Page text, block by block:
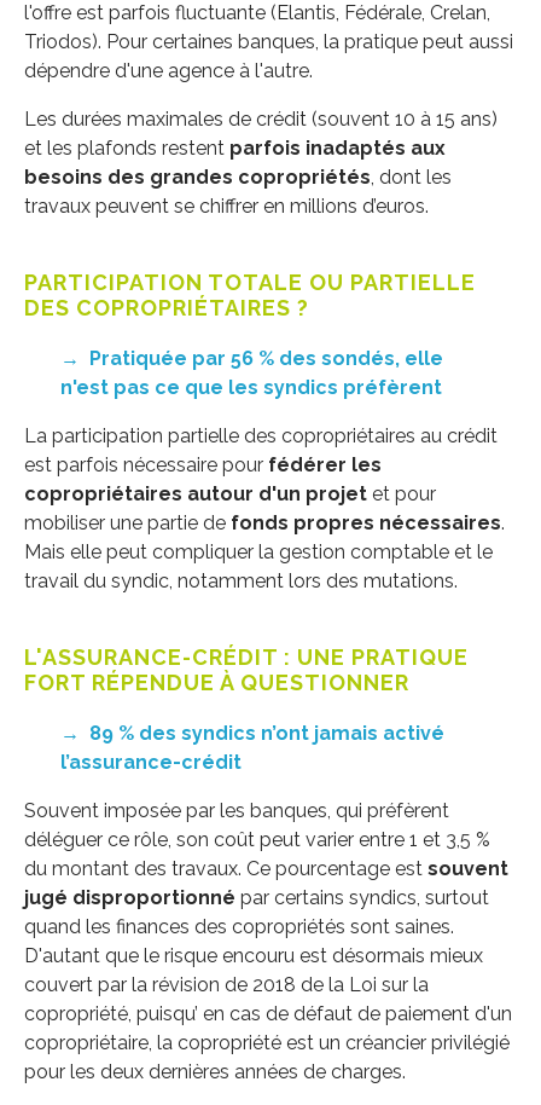
l'offre est parfois fluctuante (Elantis, Fédérale, Crelan,
Triodos). Pour certaines banques, la pratique peut aussi
dépendre d'une agence à l'autre.
Les durées maximales de crédit (souvent 10 à 15 ans)
et les plafonds restent parfois inadaptés aux
besoins des grandes copropriétés, dont les
travaux peuvent se chiffrer en millions d’euros.
PARTICIPATION TOTALE OU PARTIELLE
DES COPROPRIÉTAIRES ?
→
Pratiquée par 56 % des sondés, elle
n'est pas ce que les syndics préfèrent
La participation partielle des copropriétaires au crédit
est parfois nécessaire pour fédérer les
copropriétaires autour d'un projet et pour
mobiliser une partie de fonds propres nécessaires.
Mais elle peut compliquer la gestion comptable et le
travail du syndic, notamment lors des mutations.
L'ASSURANCE-CRÉDIT : UNE PRATIQUE
FORT RÉPENDUE À QUESTIONNER
→
89 % des syndics n’ont jamais activé
l’assurance-crédit
Souvent imposée par les banques, qui préfèrent
déléguer ce rôle, son coût peut varier entre 1 et 3,5 %
du montant des travaux. Ce pourcentage est souvent
jugé disproportionné par certains syndics, surtout
quand les finances des copropriétés sont saines.
D'autant que le risque encouru est désormais mieux
couvert par la révision de 2018 de la Loi sur la
copropriété, puisqu’ en cas de défaut de paiement d'un
copropriétaire, la copropriété est un créancier privilégié
pour les deux dernières années de charges.